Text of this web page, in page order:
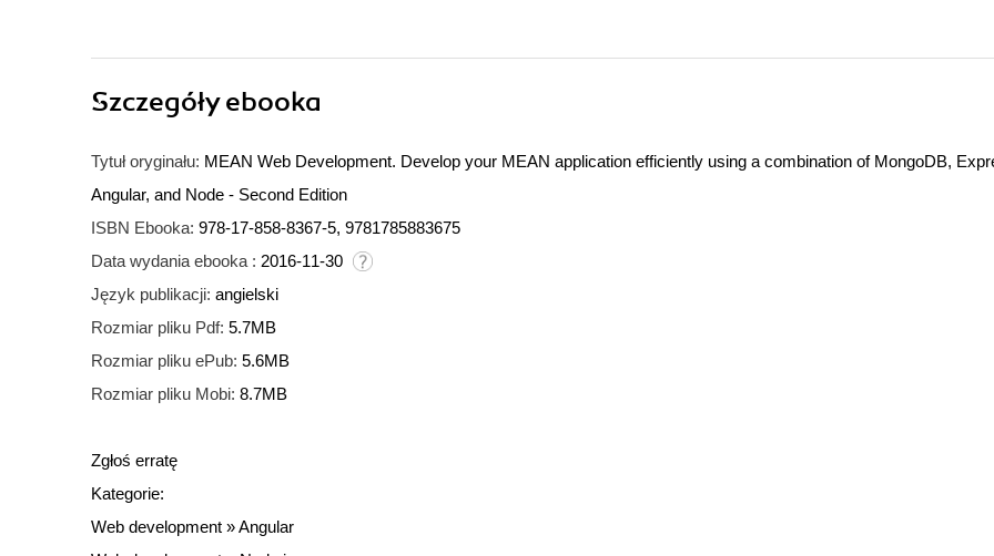
Szczegółyebooka
Tytuł oryginału: MEAN Web Development. Develop your MEAN application efficiently using a combination of MongoDB,
Angular, and Node - Second Edition
ISBN Ebooka: 978-17-858-8367-5, 9781785883675
Data wydania ebooka : 2016-11-30
Język publikacji: angielski
Rozmiar pliku Pdf: 5.7MB
Rozmiar pliku ePub: 5.6MB
Rozmiar pliku Mobi: 8.7MB
Zgłoś erratę
Kategorie:
Web development »Angular